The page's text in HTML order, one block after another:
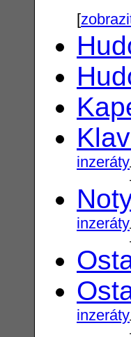
[
inzeráty
inzeráty
inzeráty